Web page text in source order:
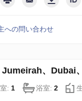
への問い合わせ
、Dubai
: 1 浴室: 2